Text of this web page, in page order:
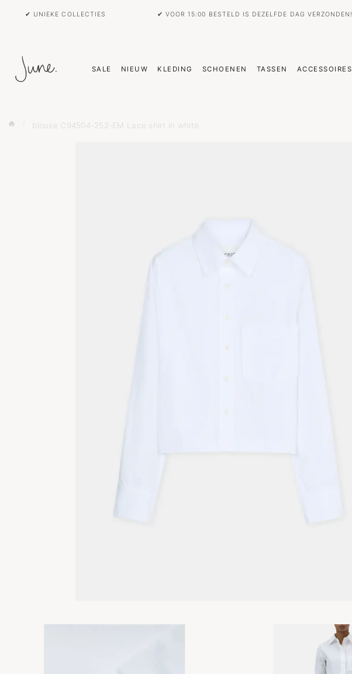
✔ UNIEKE COLLECTIES ✔ VOOR 15:00 BESTELD IS DEZELFDE DAG VERZONDEN!
SALE NIEUW KLEDING SCHOENEN TASSEN ACCESSOIRES
blouse C94504-252-EM Lace shirt in white